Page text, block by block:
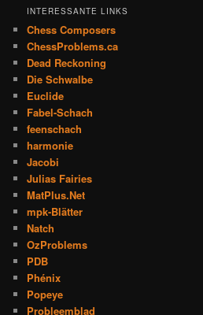
INTERESSANTE LINKS
Chess Composers
ChessProblems.ca
Dead Reckoning
Die Schwalbe
Euclide
Fabel-Schach
feenschach
harmonie
Jacobi
Julias Fairies
MatPlus.Net
mpk-Blätter
Natch
OzProblems
PDB
Phénix
Popeye
Probleemblad